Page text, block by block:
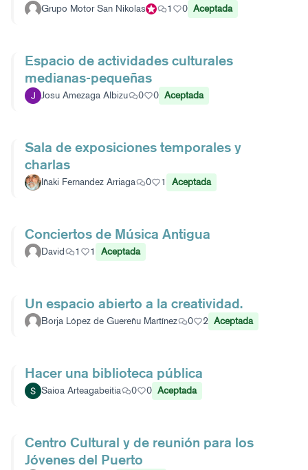
Grupo Motor San NikolasParticipante oficial
1 0 Aceptada
Espacio de actividades culturales
medianas-pequeñas
Josu Amezaga Albizu 0 0 Aceptada
Sala de exposiciones temporales y
charlas
Iñaki Fernandez Arriaga 0 1 Aceptada
Conciertos de Música Antigua
David 1 1 Aceptada
Un espacio abierto a la creatividad.
Borja López de Guereñu Martínez 0 2 Aceptada
Hacer una biblioteca pública
Saioa Arteagabeitia 0 0 Aceptada
Centro Cultural y de reunión para los
Jóvenes del Puerto